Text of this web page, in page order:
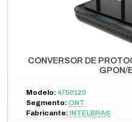
CONVERSOR DE
GPON/
Modelo: 4750120
Segmento: ONT
Fabricante: INTELBRAS